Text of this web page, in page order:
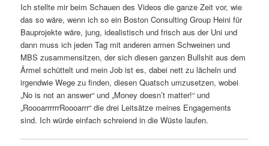
Ich stellte mir beim Schauen des Videos die ganze Zeit vor, wie
das so wäre, wenn ich so ein Boston Consulting Group Heini für
Bauprojekte wäre, jung, idealistisch und frisch aus der Uni und
dann muss ich jeden Tag mit anderen armen Schweinen und
MBS zusammensitzen, der sich diesen ganzen Bullshit aus dem
Ärmel schüttelt und mein Job ist es, dabei nett zu lächeln und
irgendwie Wege zu finden, diesen Quatsch umzusetzen, wobei
„No is not an answer“ und „Money doesn’t matter!“ und
„RoooarrrrrrRoooarrr“ die drei Leitsätze meines Engagements
sind. Ich würde einfach schreiend in die Wüste laufen.